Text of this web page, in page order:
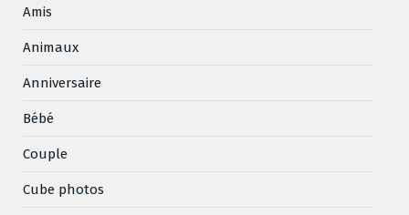
Amis
Animaux
Anniversaire
Bébé
Couple
Cube photos